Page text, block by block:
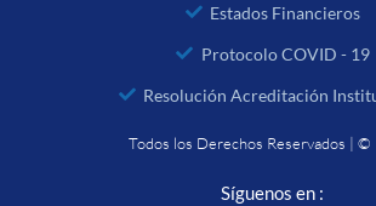
Estados Financieros
Protocolo COVID - 19
Resolución Acreditación
Todos los Derechos Reservados |
Síguenos en :